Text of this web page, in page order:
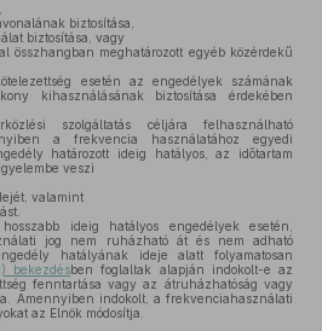
biztosítása,
biztosítása, vagy
összhangban meghatározott egyéb közérdekű
esetén az engedélyek számának
kihasználásának biztosítása érdekében
szolgáltatás céljára felhasználható
a frekvencia használatához egyedi
határozott ideig hatályos, az időtartam
veszi
valamint
ideig hatályos engedélyek esetén,
jog nem ruházható át és nem adható
hatályának ideje alatt folyamatosan
bekezdésben foglaltak alapján indokolt-e az
fenntartása vagy az átruházhatóság vagy
Amennyiben indokolt, a frekvenciahasználati
az Elnök módosítja.